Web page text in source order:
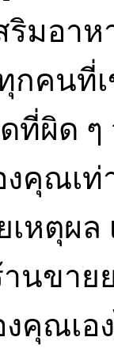
มอาห
กคนที่
ผิด ๆ
งคุณเ
หตุผ
านขา
คุณเ